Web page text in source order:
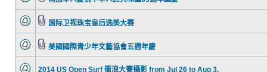
国际卫视珠宝皇后选美大赛
美國國際青少年文藝協會五週年慶
2014 US Open Surf 衝浪大賽攝影 from Jul 26 to Aug 3.